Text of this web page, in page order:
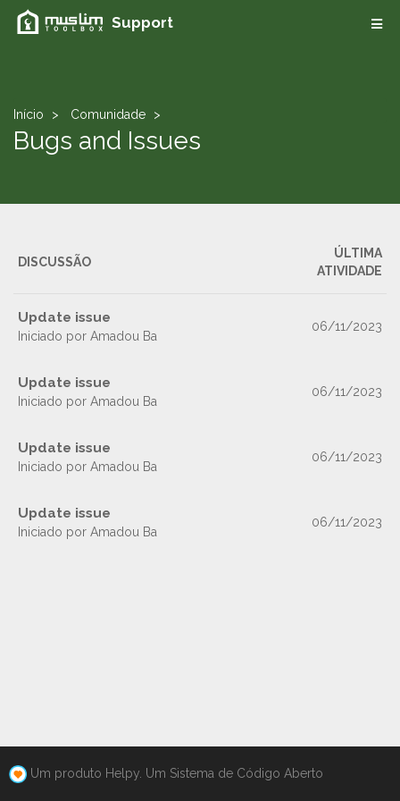
Support
Início Comunidade
Bugs and Issues
DISCUSSÃO
ÚLTIMA
ATIVIDADE
Update issue
Iniciado por Amadou Ba
06/11/2023
Update issue
Iniciado por Amadou Ba
06/11/2023
Update issue
Iniciado por Amadou Ba
06/11/2023
Update issue
Iniciado por Amadou Ba
06/11/2023
Um produto Helpy. Um Sistema de Código Aberto